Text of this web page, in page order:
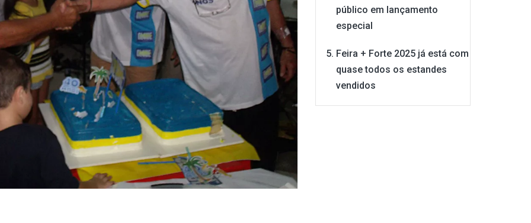
público em lançamento
especial
Feira + Forte 2025 já está com
quase todos os estandes
vendidos